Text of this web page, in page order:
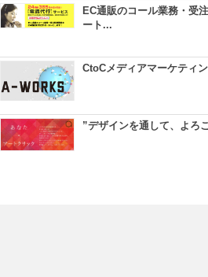
EC通販のコール業務・受
ート...
CtoCメディアマーケティ
”デザインを通して、よろ